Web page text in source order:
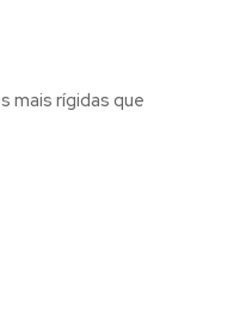
mais rígidas que